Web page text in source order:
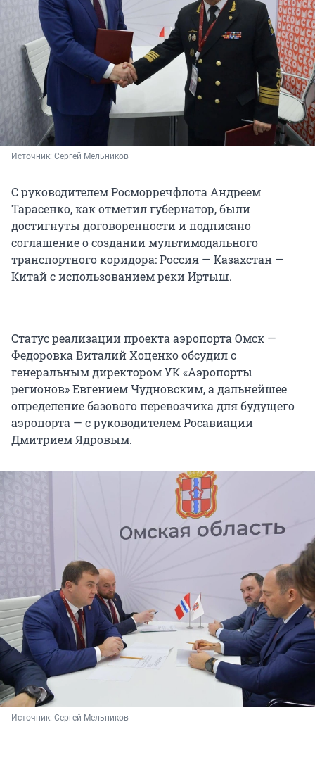
Источник: Сергей Мельников
С руководителем Росморречфлота Андреем
Тарасенко, как отметил губернатор, были
достигнуты договоренности и подписано
соглашение о создании мультимодального
транспортного коридора: Россия — Казахстан —
Китай с использованием реки Иртыш.
Статус реализации проекта аэропорта Омск —
Федоровка Виталий Хоценко обсудил с
генеральным директором УК «Аэропорты
регионов» Евгением Чудновским, а дальнейшее
определение базового перевозчика для будущего
аэропорта — с руководителем Росавиации
Дмитрием Ядровым.
Источник: Сергей Мельников